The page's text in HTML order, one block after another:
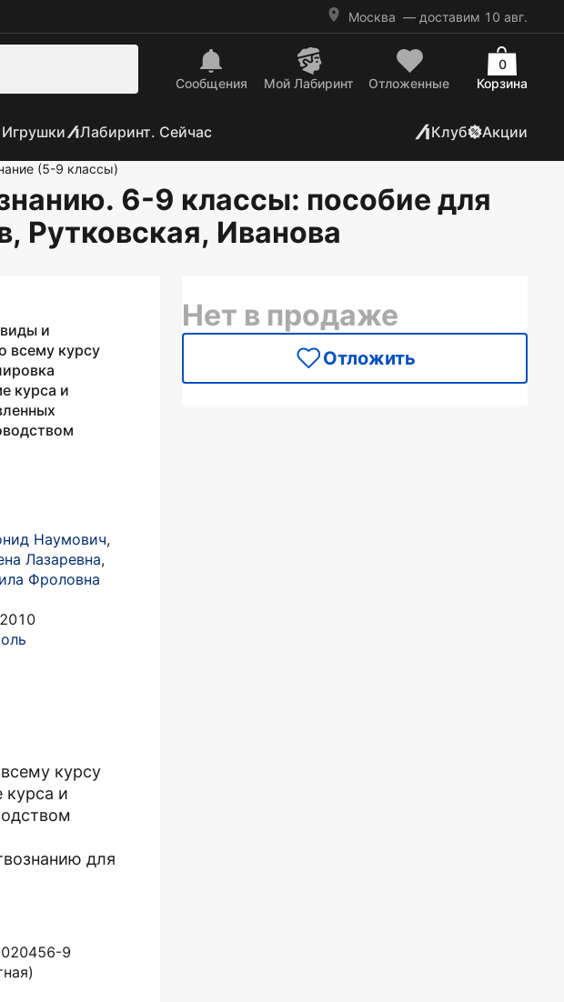
Москва — доставим 10 авг.
Сообщения Mой Лабиринт Отложенные Корзина
0
Игрушки Лабиринт. Сейчас Клуб Акции
(5-9 классы)
6-9 классы: пособие для
Рутковская, Иванова
и
всему курсу
курса и
Наумович,
Лазаревна,
Фроловна
2010
курсу
и
для
9
Нет в продаже
Отложить